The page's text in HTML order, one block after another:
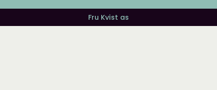
Fru Kvist as